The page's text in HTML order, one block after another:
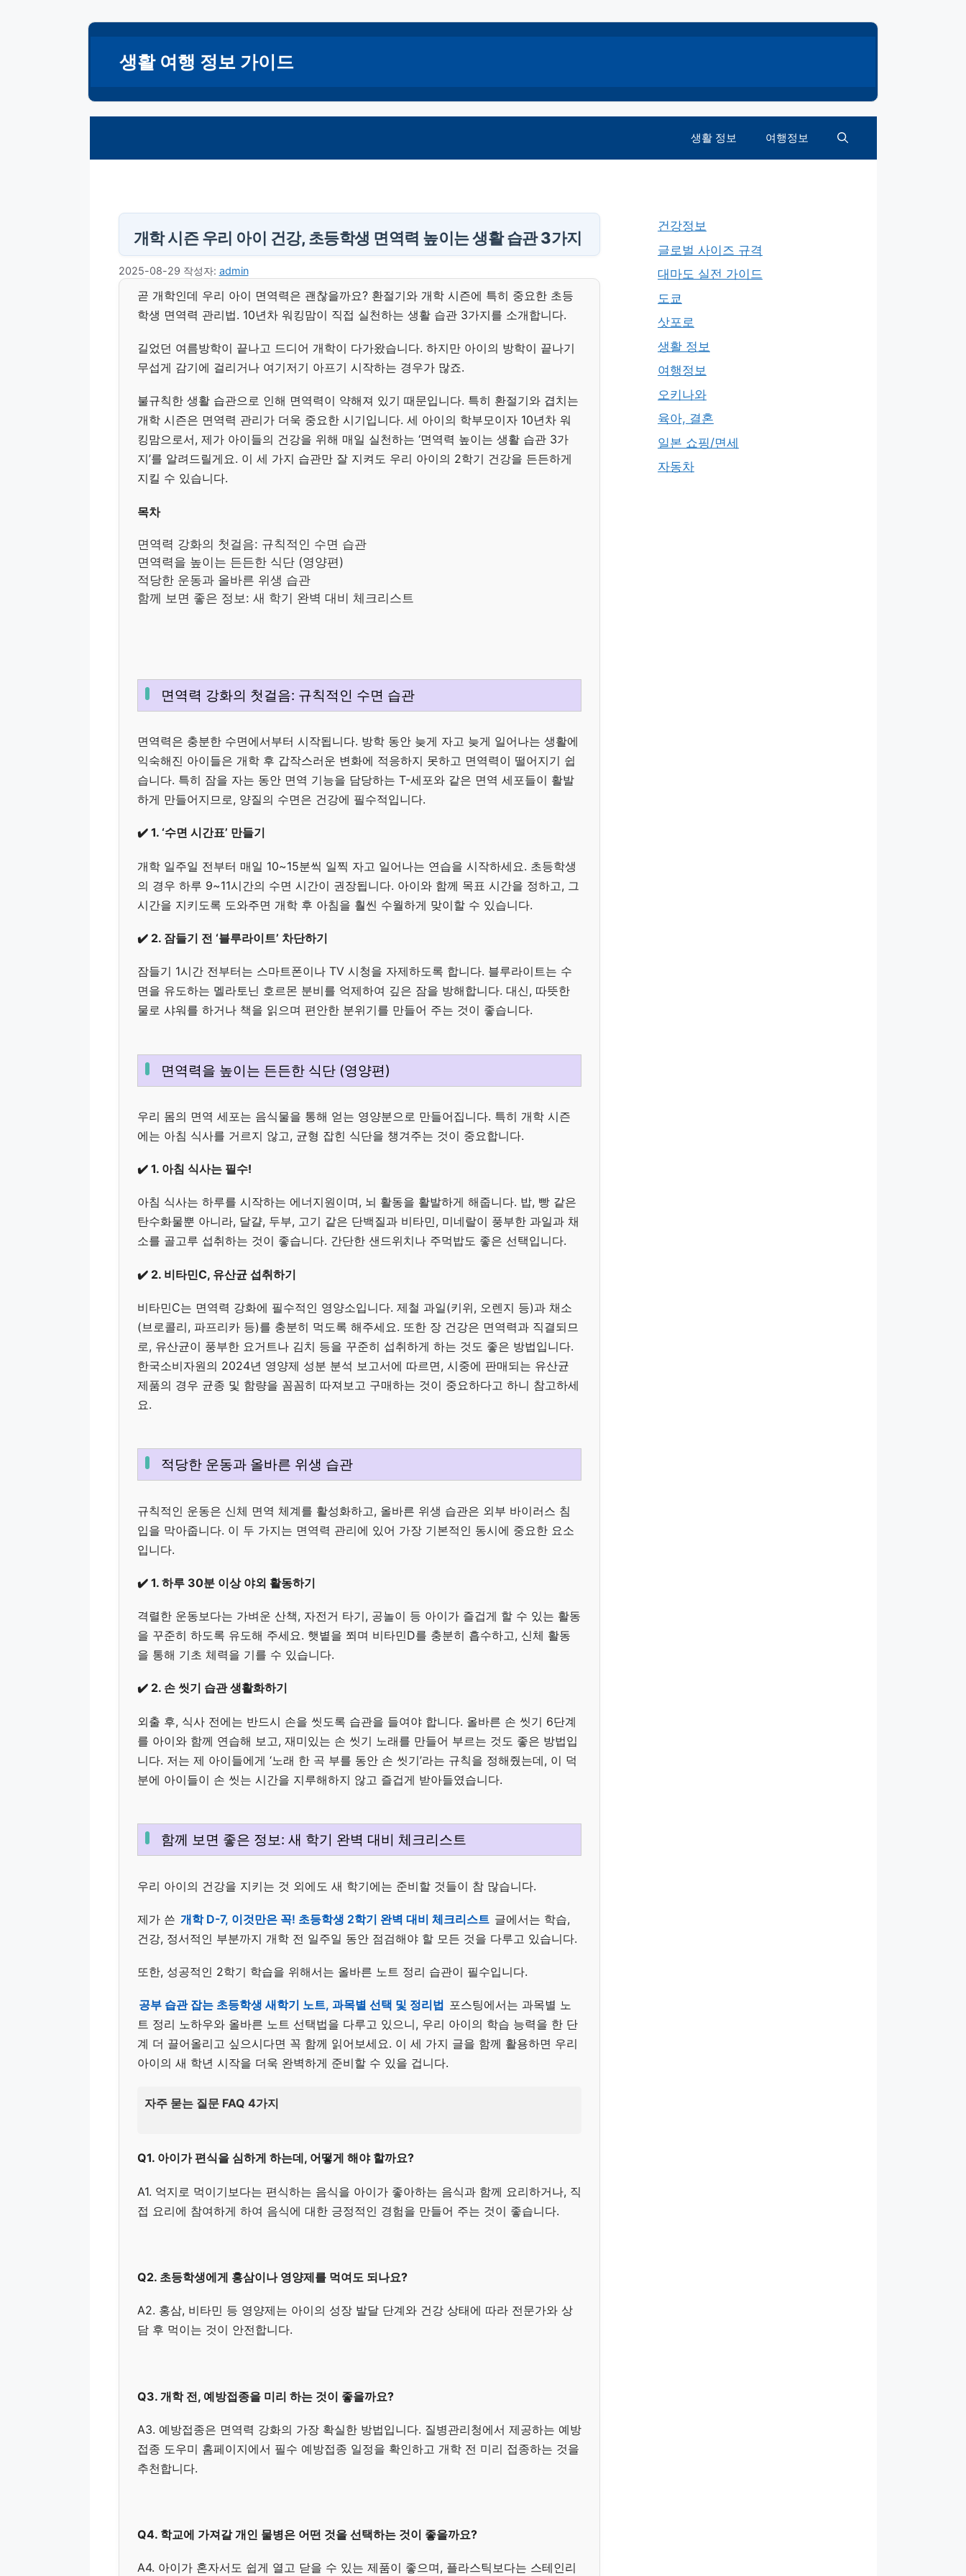
생활 여행 정보 가이드
생활 정보 여행정보
개학 시즌 우리 아이 건강, 초등학생 면역력 높이는 생활 습관 3가지
2025-08-29 작성자: admin
곧 개학인데 우리 아이 면역력은 괜찮을까요? 환절기와 개학 시즌에 특히 중요한 초등
학생 면역력 관리법. 10년차 워킹맘이 직접 실천하는 생활 습관 3가지를 소개합니다.
길었던 여름방학이 끝나고 드디어 개학이 다가왔습니다. 하지만 아이의 방학이 끝나기
무섭게 감기에 걸리거나 여기저기 아프기 시작하는 경우가 많죠.
불규칙한 생활 습관으로 인해 면역력이 약해져 있기 때문입니다. 특히 환절기와 겹치는
개학 시즌은 면역력 관리가 더욱 중요한 시기입니다. 세 아이의 학부모이자 10년차 워
킹맘으로서, 제가 아이들의 건강을 위해 매일 실천하는 ‘면역력 높이는 생활 습관 3가
지’를 알려드릴게요. 이 세 가지 습관만 잘 지켜도 우리 아이의 2학기 건강을 든든하게
지킬 수 있습니다.
목차
면역력 강화의 첫걸음: 규칙적인 수면 습관
면역력을 높이는 든든한 식단 (영양편)
적당한 운동과 올바른 위생 습관
함께 보면 좋은 정보: 새 학기 완벽 대비 체크리스트
면역력 강화의 첫걸음: 규칙적인 수면 습관
면역력은 충분한 수면에서부터 시작됩니다. 방학 동안 늦게 자고 늦게 일어나는 생활에
익숙해진 아이들은 개학 후 갑작스러운 변화에 적응하지 못하고 면역력이 떨어지기 쉽
습니다. 특히 잠을 자는 동안 면역 기능을 담당하는 T-세포와 같은 면역 세포들이 활발
하게 만들어지므로, 양질의 수면은 건강에 필수적입니다.
✔️ 1. ‘수면 시간표’ 만들기
개학 일주일 전부터 매일 10~15분씩 일찍 자고 일어나는 연습을 시작하세요. 초등학생
의 경우 하루 9~11시간의 수면 시간이 권장됩니다. 아이와 함께 목표 시간을 정하고, 그
시간을 지키도록 도와주면 개학 후 아침을 훨씬 수월하게 맞이할 수 있습니다.
✔️ 2. 잠들기 전 ‘블루라이트’ 차단하기
잠들기 1시간 전부터는 스마트폰이나 TV 시청을 자제하도록 합니다. 블루라이트는 수
면을 유도하는 멜라토닌 호르몬 분비를 억제하여 깊은 잠을 방해합니다. 대신, 따뜻한
물로 샤워를 하거나 책을 읽으며 편안한 분위기를 만들어 주는 것이 좋습니다.
면역력을 높이는 든든한 식단 (영양편)
우리 몸의 면역 세포는 음식물을 통해 얻는 영양분으로 만들어집니다. 특히 개학 시즌
에는 아침 식사를 거르지 않고, 균형 잡힌 식단을 챙겨주는 것이 중요합니다.
✔️ 1. 아침 식사는 필수!
아침 식사는 하루를 시작하는 에너지원이며, 뇌 활동을 활발하게 해줍니다. 밥, 빵 같은
탄수화물뿐 아니라, 달걀, 두부, 고기 같은 단백질과 비타민, 미네랄이 풍부한 과일과 채
소를 골고루 섭취하는 것이 좋습니다. 간단한 샌드위치나 주먹밥도 좋은 선택입니다.
✔️ 2. 비타민C, 유산균 섭취하기
비타민C는 면역력 강화에 필수적인 영양소입니다. 제철 과일(키위, 오렌지 등)과 채소
(브로콜리, 파프리카 등)를 충분히 먹도록 해주세요. 또한 장 건강은 면역력과 직결되므
로, 유산균이 풍부한 요거트나 김치 등을 꾸준히 섭취하게 하는 것도 좋은 방법입니다.
한국소비자원의 2024년 영양제 성분 분석 보고서에 따르면, 시중에 판매되는 유산균
제품의 경우 균종 및 함량을 꼼꼼히 따져보고 구매하는 것이 중요하다고 하니 참고하세
요.
적당한 운동과 올바른 위생 습관
규칙적인 운동은 신체 면역 체계를 활성화하고, 올바른 위생 습관은 외부 바이러스 침
입을 막아줍니다. 이 두 가지는 면역력 관리에 있어 가장 기본적인 동시에 중요한 요소
입니다.
✔️ 1. 하루 30분 이상 야외 활동하기
격렬한 운동보다는 가벼운 산책, 자전거 타기, 공놀이 등 아이가 즐겁게 할 수 있는 활동
을 꾸준히 하도록 유도해 주세요. 햇볕을 쬐며 비타민D를 충분히 흡수하고, 신체 활동
을 통해 기초 체력을 기를 수 있습니다.
✔️ 2. 손 씻기 습관 생활화하기
외출 후, 식사 전에는 반드시 손을 씻도록 습관을 들여야 합니다. 올바른 손 씻기 6단계
를 아이와 함께 연습해 보고, 재미있는 손 씻기 노래를 만들어 부르는 것도 좋은 방법입
니다. 저는 제 아이들에게 ‘노래 한 곡 부를 동안 손 씻기’라는 규칙을 정해줬는데, 이 덕
분에 아이들이 손 씻는 시간을 지루해하지 않고 즐겁게 받아들였습니다.
함께 보면 좋은 정보: 새 학기 완벽 대비 체크리스트
우리 아이의 건강을 지키는 것 외에도 새 학기에는 준비할 것들이 참 많습니다.
제가 쓴 개학 D-7, 이것만은 꼭! 초등학생 2학기 완벽 대비 체크리스트 글에서는 학습,
건강, 정서적인 부분까지 개학 전 일주일 동안 점검해야 할 모든 것을 다루고 있습니다.
또한, 성공적인 2학기 학습을 위해서는 올바른 노트 정리 습관이 필수입니다.
공부 습관 잡는 초등학생 새학기 노트, 과목별 선택 및 정리법 포스팅에서는 과목별 노
트 정리 노하우와 올바른 노트 선택법을 다루고 있으니, 우리 아이의 학습 능력을 한 단
계 더 끌어올리고 싶으시다면 꼭 함께 읽어보세요. 이 세 가지 글을 함께 활용하면 우리
아이의 새 학년 시작을 더욱 완벽하게 준비할 수 있을 겁니다.
자주 묻는 질문 FAQ 4가지
Q1. 아이가 편식을 심하게 하는데, 어떻게 해야 할까요?
A1. 억지로 먹이기보다는 편식하는 음식을 아이가 좋아하는 음식과 함께 요리하거나, 직
접 요리에 참여하게 하여 음식에 대한 긍정적인 경험을 만들어 주는 것이 좋습니다.
Q2. 초등학생에게 홍삼이나 영양제를 먹여도 되나요?
A2. 홍삼, 비타민 등 영양제는 아이의 성장 발달 단계와 건강 상태에 따라 전문가와 상
담 후 먹이는 것이 안전합니다.
Q3. 개학 전, 예방접종을 미리 하는 것이 좋을까요?
A3. 예방접종은 면역력 강화의 가장 확실한 방법입니다. 질병관리청에서 제공하는 예방
접종 도우미 홈페이지에서 필수 예방접종 일정을 확인하고 개학 전 미리 접종하는 것을
추천합니다.
Q4. 학교에 가져갈 개인 물병은 어떤 것을 선택하는 것이 좋을까요?
A4. 아이가 혼자서도 쉽게 열고 닫을 수 있는 제품이 좋으며, 플라스틱보다는 스테인리
건강정보
글로벌 사이즈 규격
대마도 실전 가이드
도쿄
삿포로
생활 정보
여행정보
오키나와
육아, 결혼
일본 쇼핑/면세
자동차